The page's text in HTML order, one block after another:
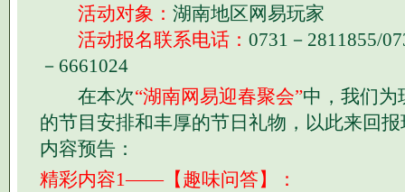
活动对象： 湖南地区网易玩家
活动报名联系电话： 0731－2811855/
－6661024
在本次“湖南网易迎春聚会”中，我们为
的节目安排和丰厚的节日礼物，以此来回
内容预告：
精彩内容1——【趣味问答】：